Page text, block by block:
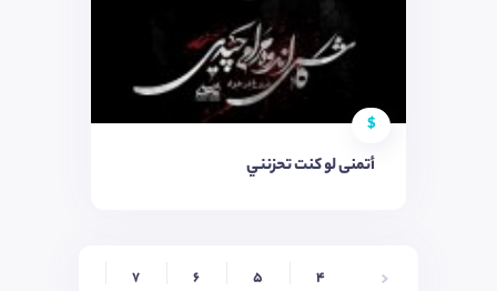
$
أتمنى لو كنت تحزنني
4
5
6
7